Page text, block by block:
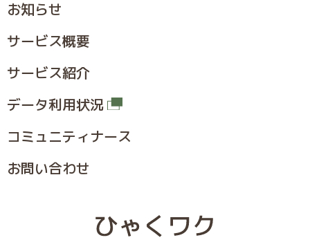
お知らせ
サービス概要
サービス紹介
データ利用状況
コミュニティナース
お問い合わせ